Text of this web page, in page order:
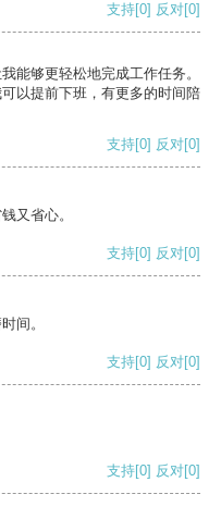
支持[0] 反对[0]
能够更轻松地完成工作任务。
以提前下班，有更多的时间陪
支持[0] 反对[0]
又省心。
支持[0] 反对[0]
间。
支持[0] 反对[0]
支持[0] 反对[0]